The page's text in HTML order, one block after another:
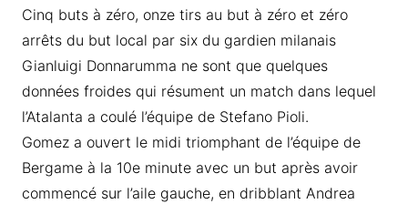
Cinq buts à zéro, onze tirs au but à zéro et zéro
arrêts du but local par six du gardien milanais
Gianluigi Donnarumma ne sont que quelques
données froides qui résument un match dans lequel
l’Atalanta a coulé l’équipe de Stefano Pioli.
Gomez a ouvert le midi triomphant de l’équipe de
Bergame à la 10e minute avec un but après avoir
commencé sur l’aile gauche, en dribblant Andrea